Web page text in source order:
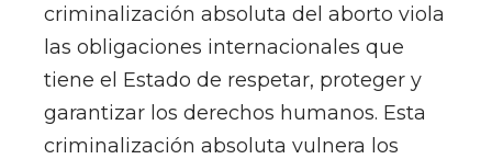
criminalización absoluta del aborto viola
las obligaciones internacionales que
tiene el Estado de respetar, proteger y
garantizar los derechos humanos. Esta
criminalización absoluta vulnera los